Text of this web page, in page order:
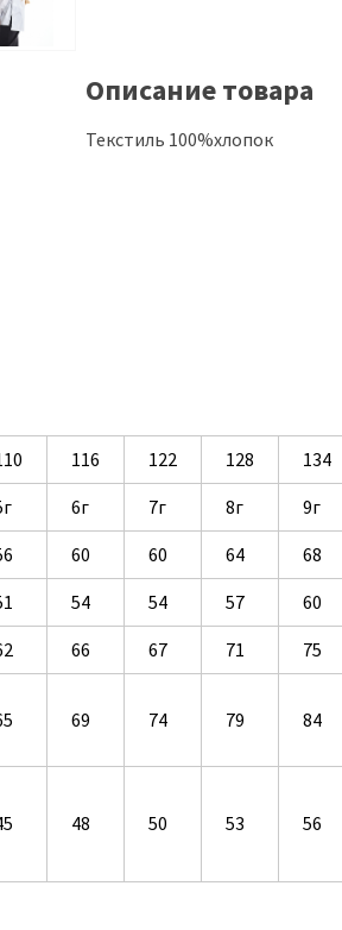
Описание товара
Текстиль 100%хлопок
116 122 128 134
6г 7г 8г 9г
60 60 64 68
54 54 57 60
66 67 71 75
69 74 79 84
48 50 53 56